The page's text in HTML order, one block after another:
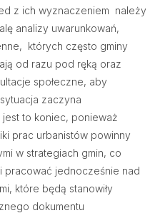
z ich wyznaczeniem należy
analizy uwarunkowań,
których często gminy
od razu pod ręką oraz
społeczne, aby
zaczyna
jest to koniec, ponieważ
prac urbanistów powinny
w strategiach gmin, co
pracować jednocześnie nad
które będą stanowiły
dokumentu